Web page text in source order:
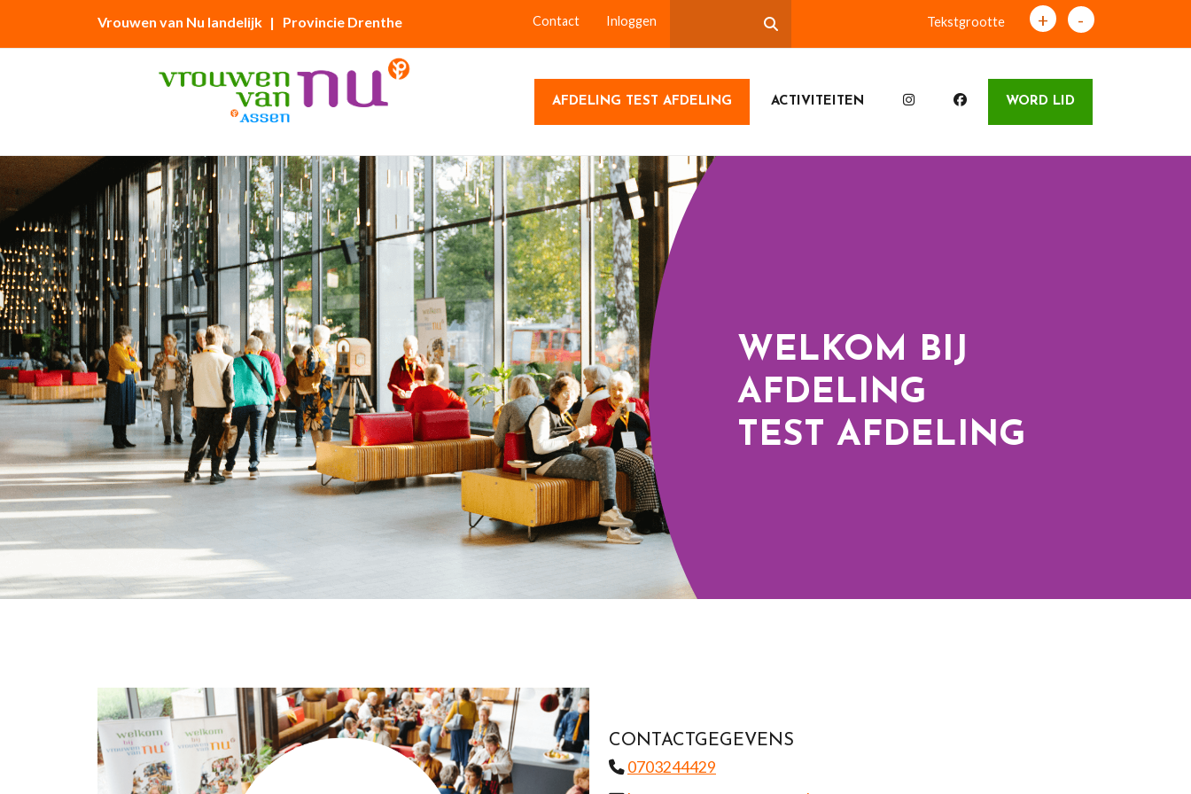
Vrouwen van Nu landelijk | Provincie Drenthe Contact Inloggen Tekstgrootte + -
AFDELING TEST AFDELING ACTIVITEITEN WORD LID
WELKOM BIJ
AFDELING
TEST AFDELING
CONTACTGEGEVENS
0703244429